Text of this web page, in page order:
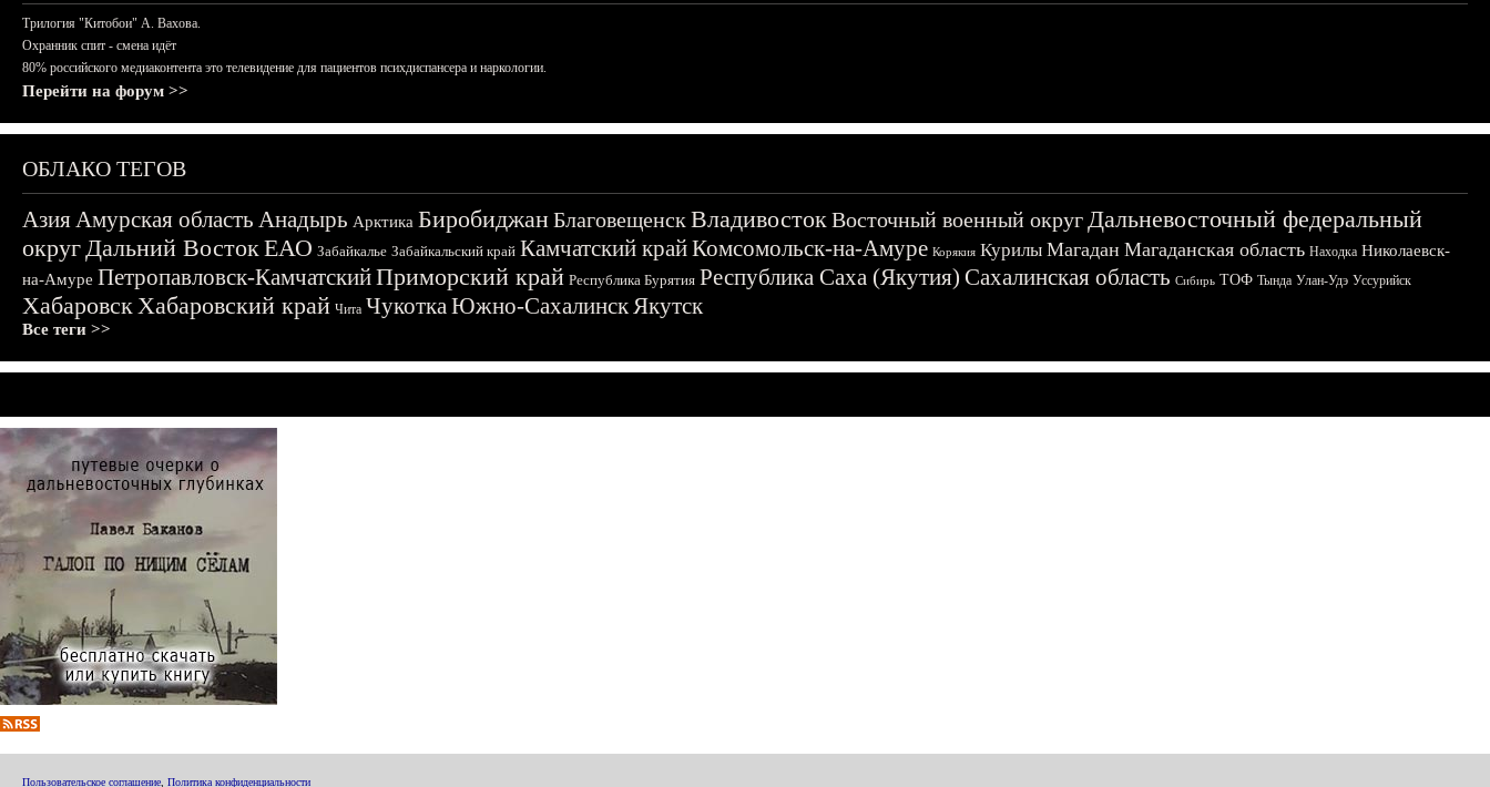
Трилогия "Китобои" А. Вахова.
Охранник спит - смена идёт
80% российского медиаконтента это телевидение для пациентов психдиспансера и наркологии.
Перейти на форум >>
ОБЛАКО ТЕГОВ
АзияАмурская область Анадырь Арктика БиробиджанБлаговещенскВладивостокВосточный военный округДальневосточный федеральный
округДальний ВостокЕАО Забайкалье Забайкальский край Камчатский крайКомсомольск-на-Амуре Корякия Курилы Магадан Магаданская область Находка Николаевск-
на-Амуре Петропавловск-КамчатскийПриморский край Республика Бурятия Республика Саха (Якутия) Сахалинская область Сибирь ТОФ Тында Улан-Удэ Уссурийск
ХабаровскХабаровский край Чита ЧукоткаЮжно-СахалинскЯкутск
Все теги >>
Пользовательское соглашение Политика конфиденциальности